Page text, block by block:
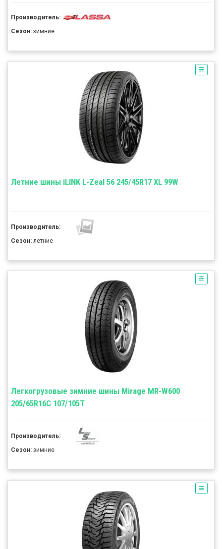
Производитель:
Сезон: зимние
Летние шины iLINK L-Zeal 56 245/45R17 XL 99W
Производитель:
Сезон: летние
Легкогрузовые зимние шины Mirage MR-W600
205/65R16C 107/105T
Производитель:
Сезон: зимние